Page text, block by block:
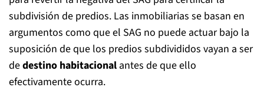
subdivisión de predios. Las inmobiliarias se basan en
argumentos como que el SAG no puede actuar bajo la
suposición de que los predios subdivididos vayan a ser
dedestino habitacional antes de que ello
efectivamente ocurra.